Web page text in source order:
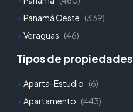
Panamá Oeste (339)
Veraguas (46)
Tipos de propiedades
Aparta-Estudio (6)
Apartamento (443)